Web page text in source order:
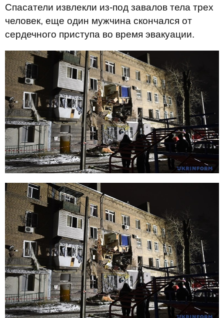
Спасатели извлекли из-под завалов тела трех
человек, еще один мужчина скончался от
сердечного приступа во время эвакуации.